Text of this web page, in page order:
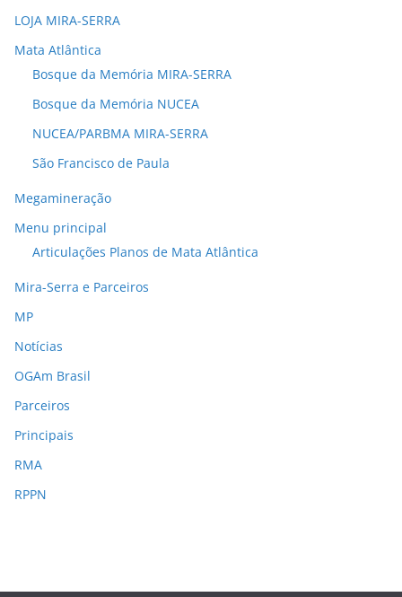
LOJA MIRA-SERRA
Mata Atlântica
Bosque da Memória MIRA-SERRA
Bosque da Memória NUCEA
NUCEA/PARBMA MIRA-SERRA
São Francisco de Paula
Megamineração
Menu principal
Articulações Planos de Mata Atlântica
Mira-Serra e Parceiros
MP
Notícias
OGAm Brasil
Parceiros
Principais
RMA
RPPN